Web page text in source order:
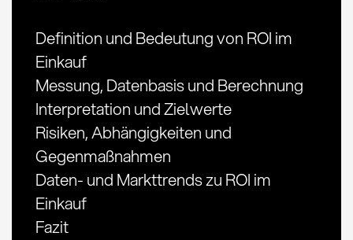
Definition und Bedeutung von ROI im
Einkauf
Messung, Datenbasis und Berechnung
Interpretation und Zielwerte
Risiken, Abhängigkeiten und
Gegenmaßnahmen
Daten- und Markttrends zu ROI im
Einkauf
Fazit